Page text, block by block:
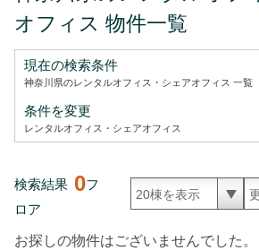
オフィス 物件一覧
現在の検索条件
神奈川県のレンタルオフィス・シェアオフィス 一覧
条件を変更
レンタルオフィス・シェアオフィス
検索結果 0フ
ロア
お探しの物件はございませんでした。